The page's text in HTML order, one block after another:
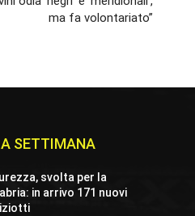
ma fa volontariato”
SETTIMANA
svolta per la
in arrivo 171 nuovi